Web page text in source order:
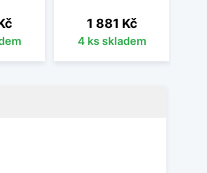
Cena
1 881 Kč
4 ks skladem